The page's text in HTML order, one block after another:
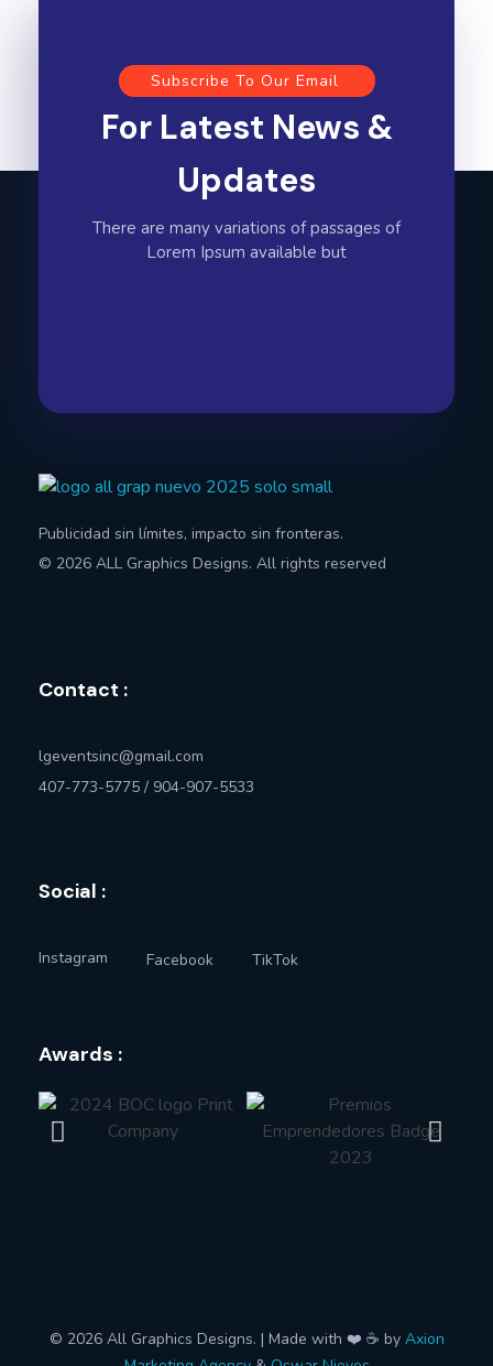
Subscribe To Our Email
For Latest News &
Updates
There are many variations of passages of
Lorem Ipsum available but
Publicidad sin límites, impacto sin fronteras.
© 2026 ALL Graphics Designs. All rights reserved
Contact :
lgeventsinc@gmail.com
407-773-5775 / 904-907-5533
Social :
Instagram Facebook TikTok
Awards :
© 2026 All Graphics Designs. | Made with ❤️ ☕ by Axion